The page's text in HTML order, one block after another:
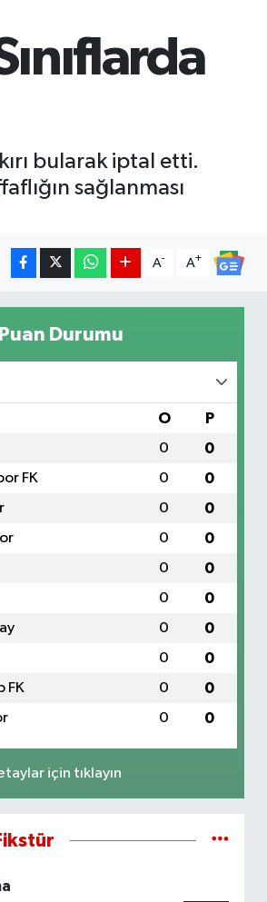
bularak iptal etti.
sağlanması
A- A+
Durumu
O P
0 0
FK 0 0
0 0
0 0
0 0
0 0
0 0
0 0
FK 0 0
0 0
için tıklayın